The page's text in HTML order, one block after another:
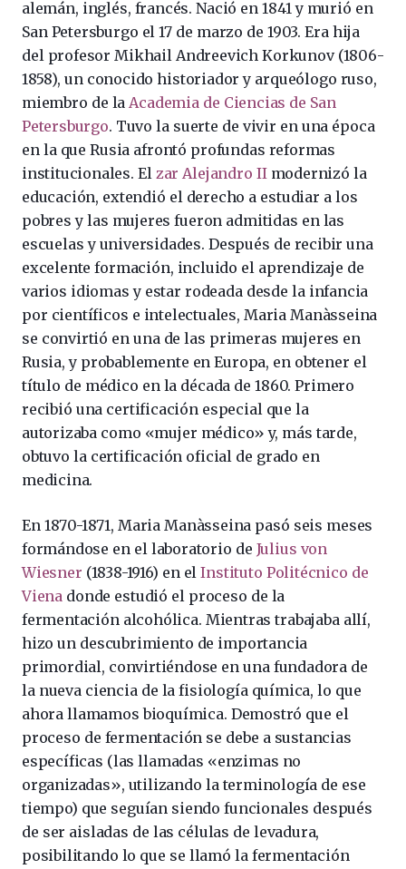
alemán, inglés, francés. Nació en 1841 y murió en
San Petersburgo el 17 de marzo de 1903. Era hija
del profesor Mikhail Andreevich Korkunov (1806-
1858), un conocido historiador y arqueólogo ruso,
miembro de laAcademia de Ciencias de San
Petersburgo. Tuvo la suerte de vivir en una época
en la que Rusia afrontó profundas reformas
institucionales. El zar Alejandro IImodernizó la
educación, extendió el derecho a estudiar a los
pobres y las mujeres fueron admitidas en las
escuelas y universidades. Después de recibir una
excelente formación, incluido el aprendizaje de
varios idiomas y estar rodeada desde la infancia
por científicos e intelectuales, Maria Manàsseina
se convirtió en una de las primeras mujeres en
Rusia, y probablemente en Europa, en obtener el
título de médico en la década de 1860. Primero
recibió una certificación especial que la
autorizaba como «mujer médico» y, más tarde,
obtuvo la certificación oficial de grado en
medicina.
En 1870-1871, Maria Manàsseina pasó seis meses
formándose en el laboratorio de Julius von
Wiesner (1838-1916) en elInstituto Politécnico de
Viena donde estudió el proceso de la
fermentación alcohólica. Mientras trabajaba allí,
hizo un descubrimiento de importancia
primordial, convirtiéndose en una fundadora de
la nueva ciencia de la fisiología química, lo que
ahora llamamos bioquímica. Demostró que el
proceso de fermentación se debe a sustancias
específicas (las llamadas «enzimas no
organizadas», utilizando la terminología de ese
tiempo) que seguían siendo funcionales después
de ser aisladas de las células de levadura,
posibilitando lo que se llamó la fermentación